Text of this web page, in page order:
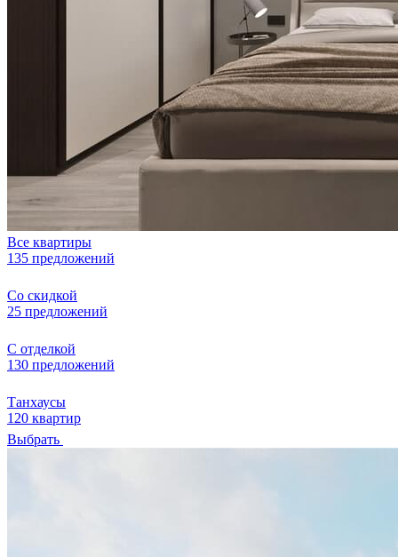
Все квартиры
135 предложений
Со скидкой
25 предложений
С отделкой
130 предложений
Танхаусы
120 квартир
Выбрать